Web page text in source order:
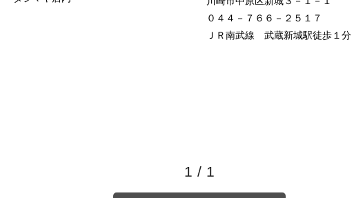
０４４－７６６－２５１７
ＪＲ南武線 武蔵新城駅徒歩１分
1 / 1